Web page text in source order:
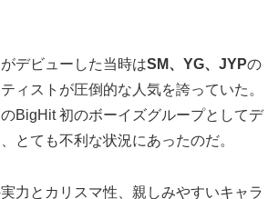
デビューした当時はSM、YG、JYPの
ィストが圧倒的な人気を誇っていた。
BigHit 初のボーイズグループとしてデ
とても不利な状況にあったのだ。
力とカリスマ性、親しみやすいキャラ